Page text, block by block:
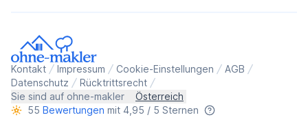
Kontakt Impressum Cookie-Einstellungen
AGB
Datenschutz
Rücktrittsrecht
Sie sind auf ohne-makler
Österreich
55 Bewertungen mit 4,95 / 5 Sternen